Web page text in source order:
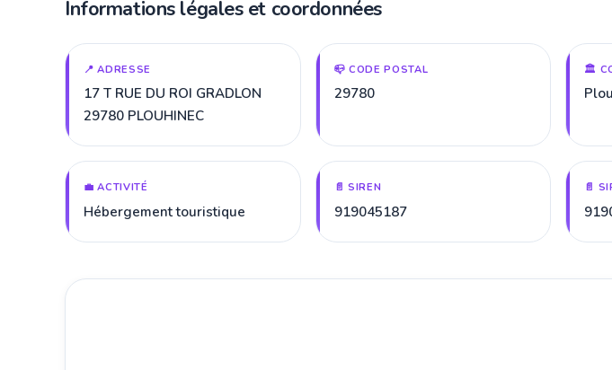
Informations légales et coordonnées
📍 ADRESSE
17 T RUE DU ROI GRADLON
29780 PLOUHINEC
📪 CODE POSTAL
29780
🏛️
💼 ACTIVITÉ
Hébergement touristique
📄 SIREN
919045187
📄